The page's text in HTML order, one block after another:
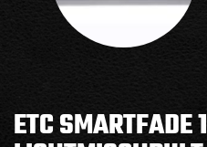
ETC SMARTFADE